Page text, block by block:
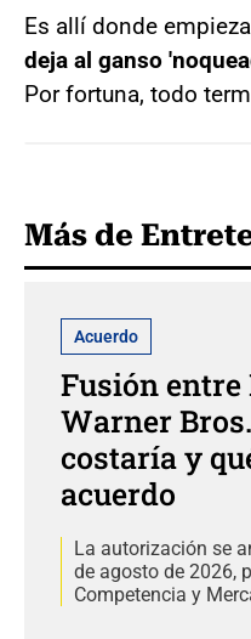
Es allí donde
deja al ganso
Por fortuna, todo
Más de
Acuerdo
Fusión
Warner
costaría y
acuerdo
La autorización se
de agosto de 2026,
Competencia y